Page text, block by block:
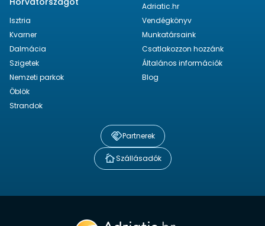
Isztria
Kvarner
Dalmácia
Szigetek
Nemzeti parkok
Öblök
Strandok
Adriatic.hr
Vendégkönyv
Munkatársaink
Csatlakozzon hozzánk
Általános információk
Blog
Partnerek
Szállásadók